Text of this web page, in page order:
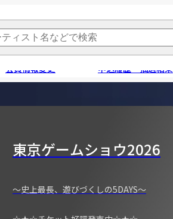
会員情報変更 申込履歴・抽選結果
東京ゲームショウ2026
～史上最長、遊びづくしの5DAYS～